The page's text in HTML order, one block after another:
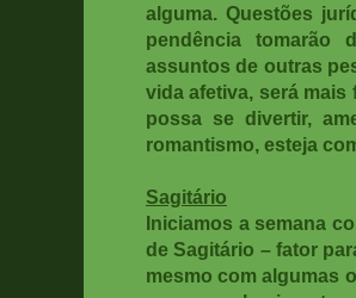
alguma. Questões
pendência tomarão
assuntos de outras
vida afetiva, será
possa se divertir,
romantismo, esteja
Sagitário
Iniciamos a semana
de Sagitário – fator
mesmo com algumas